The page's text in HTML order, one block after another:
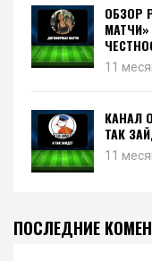
ОБЗОР
МАТЧИ»
11
КАНАЛ
ТАК
11
ПОСЛЕДНИЕ